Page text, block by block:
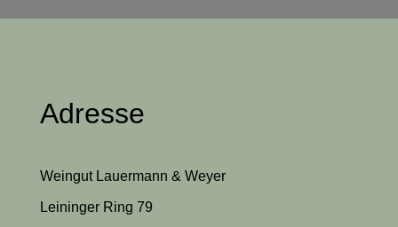
Adresse
Weingut Lauermann & Weyer
Leininger Ring 79